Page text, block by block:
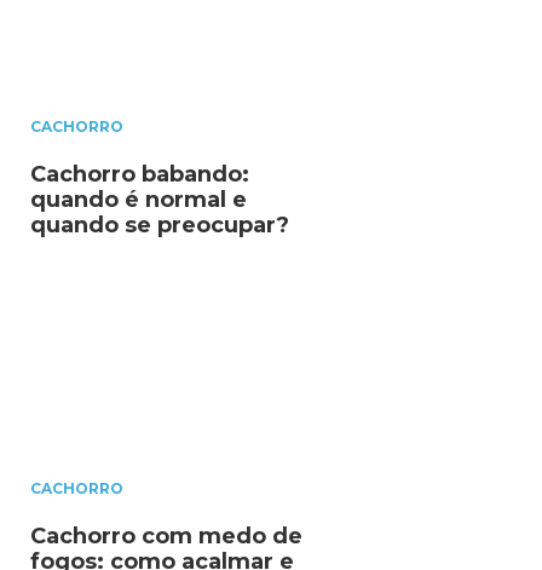
CACHORRO
Cachorro babando:
quando é normal e
quando se preocupar?
CACHORRO
Cachorro com medo de
fogos: como acalmar e